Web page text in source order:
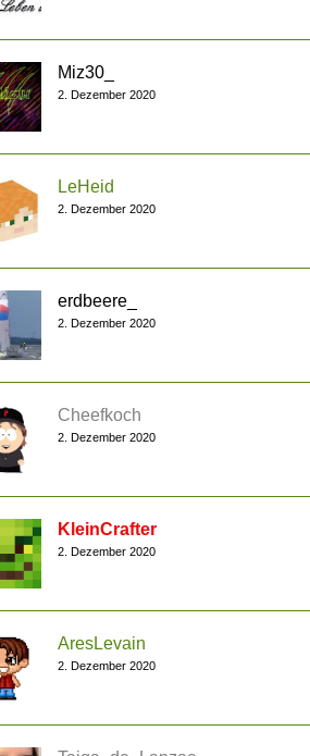
Miz30_
2. Dezember 2020
LeHeid
2. Dezember 2020
erdbeere_
2. Dezember 2020
Cheefkoch
2. Dezember 2020
KleinCrafter
2. Dezember 2020
AresLevain
2. Dezember 2020